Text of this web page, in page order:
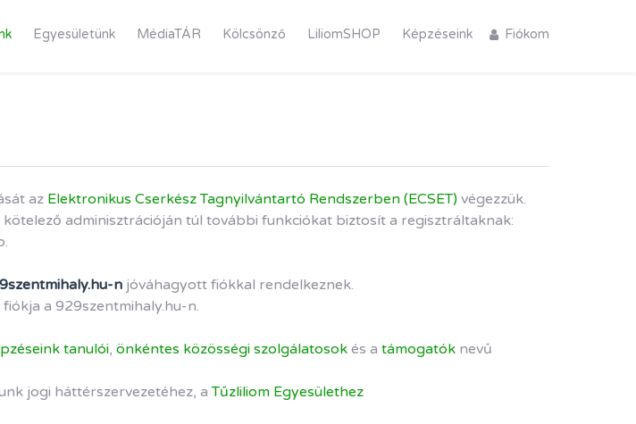
Egyesületünk MédiaTÁR Kölcsönző LiliomSHOP Képzéseink Fiókom
az Elektronikus Cserkész Tagnyilvántartó Rendszerben (ECSET) végezzük.
adminisztrációján túl további funkciókat biztosít a regisztráltaknak:
n jóváhagyott fiókkal rendelkeznek.
a 929szentmihaly.hu-n.
tanulói, önkéntes közösségi szolgálatosok és a támogatók nevű
jogi háttérszervezetéhez, aTűzliliom Egyesülethez